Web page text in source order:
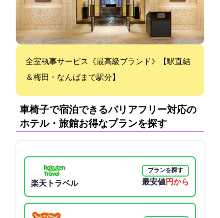
全室執事サービス《最高級ブランド》St.Regis【駅直結
＆梅田・なんばまで2駅4分】
車椅子で宿泊できるバリアフリー対応の
ホテル・旅館:お得なプランを探す
楽天トラベル
プランを探す
最安値23529円から